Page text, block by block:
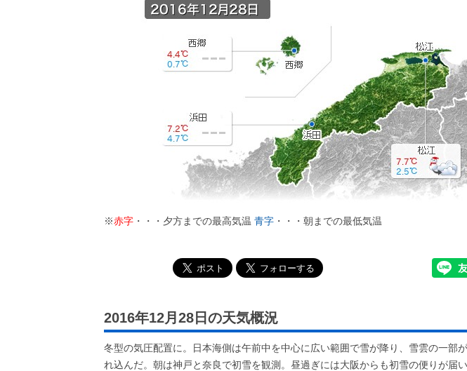
※赤字 ・・・夕方までの最高気温 青字 ・・・朝までの最低気温
2016年12月28日の天気概況
冬型の気圧配置に。日本海側は午前中を中心に広い範囲で雪が降り、雪雲の一部
れ込んだ。朝は神戸と奈良で初雪を観測。昼過ぎには大阪からも初雪の便りが届